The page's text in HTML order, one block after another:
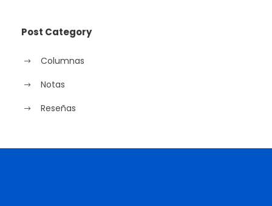
Post Category
Columnas
Notas
Reseñas